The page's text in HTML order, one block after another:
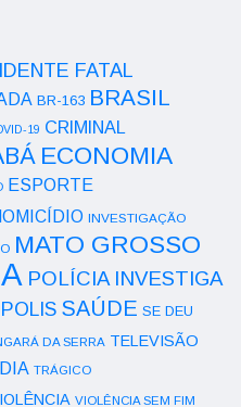
FATAL
BR-163 BRASIL
19 CRIMINAL
ECONOMIA
ESPORTE
INVESTIGAÇÃO
MATO GROSSO
POLÍCIA INVESTIGA
SAÚDE SE DEU
DA SERRA TELEVISÃO
TRÁGICO
VIOLÊNCIA SEM FIM